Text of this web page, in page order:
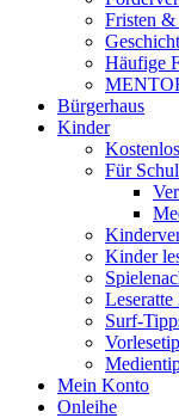
Fristen &
Häufige
Bürgerhaus
Kinder
Für
Kinder
Leseratte
Surf-
Mein Konto
Onleihe